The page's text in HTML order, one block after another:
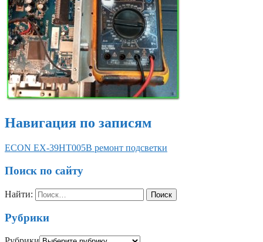
Навигация по записям
ECON EX-39HT005B ремонт подсветки
Поиск по сайту
Найти:
Рубрики